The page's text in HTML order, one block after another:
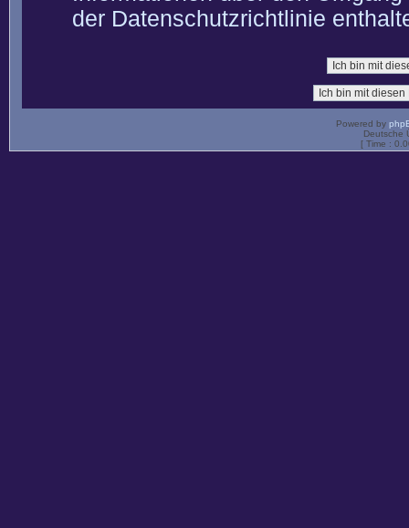
der Datenschutzrichtlinie
Powered by
Deutsche
[ Time :